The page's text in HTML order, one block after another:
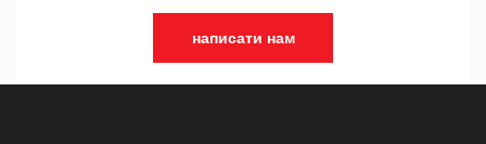
написати нам